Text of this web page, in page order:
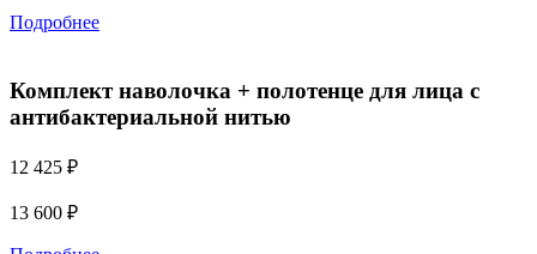
Подробнее
Комплект наволочка + полотенце для лица с
антибактериальной нитью
12 425 ₽
13 600 ₽